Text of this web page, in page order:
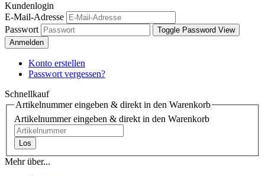
Kundenlogin
E-Mail-Adresse
Passwort
Toggle Password View
Anmelden
Konto erstellen
Passwort vergessen?
Schnellkauf
Artikelnummer eingeben & direkt in den Warenkorb
Artikelnummer eingeben & direkt in den Warenkorb
Los
Mehr über...